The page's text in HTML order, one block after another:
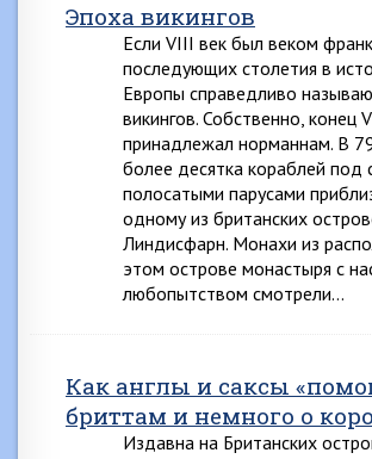
Эпоха викингов
Если VIII век был веком
последующих столетия в
Европы справедливо
викингов. Собственно, конец
принадлежал норманнам. В
более десятка кораблей под
полосатыми парусами
одному из британских
Линдисфарн. Монахи из
этом острове монастыря с
любопытством смотрели…
Как англы и саксы
бриттам и немного о
Издавна на Британских